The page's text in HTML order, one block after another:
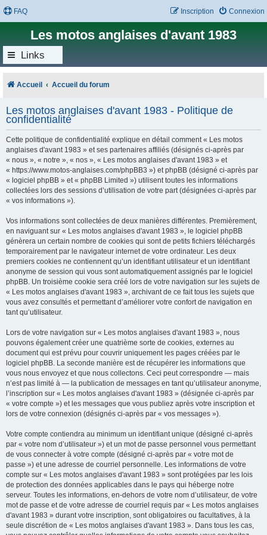
FAQ Connexion
Inscription
Les motos anglaises d'avant 1983
Links
Accueil Accueil du forum
Les motos anglaises d'avant 1983 - Politique de
confidentialité
Cette politique de confidentialité explique en détail comment « Les motos
anglaises d'avant 1983 » et ses partenaires affiliés (désignés ci-après par
« nous », « notre », « nos », « Les motos anglaises d'avant 1983 » et
« https://www.motos-anglaises.com/phpBB3 ») et phpBB (désigné ci-après par
« logiciel phpBB » et « phpBB Limited ») utilisent toutes les informations
collectées lors des sessions d’utilisation de votre part (désignées ci-après par
« vos informations »).
Vos informations sont collectées de deux manières différentes. Premièrement,
en naviguant sur « Les motos anglaises d'avant 1983 », le logiciel phpBB
génèrera un certain nombre de cookies qui sont de petits fichiers téléchargés
temporairement par le navigateur internet de votre ordinateur. Les deux
premiers cookies ne contiennent qu’un identifiant utilisateur et un identifiant
anonyme de session qui vous sont automatiquement assignés par le logiciel
phpBB. Un troisième cookie sera créé lors de votre navigation sur les sujets de
« Les motos anglaises d'avant 1983 », archivant de ce fait tous les sujets que
vous avez consultés et permettant d’améliorer votre confort de navigation en
tant qu’utilisateur.
Lors de votre navigation sur « Les motos anglaises d'avant 1983 », nous
pouvons également créer une quatrième sorte de cookies, externes au
document qui est prévu pour couvrir uniquement les pages créées par le
logiciel phpBB. La seconde manière est de récupérer les informations que
vous nous envoyez et que nous collectons. Ceci peut correspondre — mais
n’est pas limité à — la publication de messages en tant qu’utilisateur anonyme,
l’inscription sur « Les motos anglaises d'avant 1983 » (désignée ci-après par
« votre compte ») et les messages que vous publiez après votre inscription et
lors de votre connexion (désignés ci-après par « vos messages »).
Votre compte contiendra au minimum un identifiant unique (désigné ci-après
par « votre nom d’utilisateur ») et un mot de passe personnel vous permettant
de vous connecter à votre compte (désigné ci-après par « votre mot de
passe ») et une adresse de courriel personnelle. Les informations de votre
compte sur « Les motos anglaises d'avant 1983 » sont protégées par les lois
de protection des données applicables dans le pays qui héberge notre
serveur. Toutes les informations, en-dehors de votre nom d’utilisateur, de votre
mot de passe et de votre adresse de courriel requis par « Les motos anglaises
d'avant 1983 » durant votre inscription, sont obligatoires ou facultatives, à la
seule discrétion de « Les motos anglaises d'avant 1983 ». Dans tous les cas,